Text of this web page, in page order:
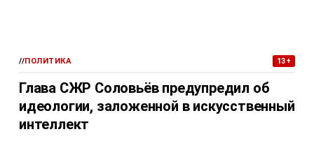
//ПОЛИТИКА 13+
Глава СЖР Соловьёв предупредил об
идеологии, заложенной в искусственный
интеллект